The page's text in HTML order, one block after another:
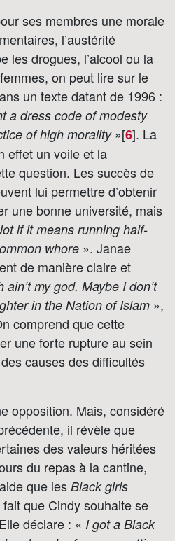
ses membres une morale
l’austérité
les drogues, l’alcool ou la
on peut lire sur le
un texte datant de 1996 :
a dress code of modesty
of high morality»[6]. La
effet un voile et la
question. Les succès de
lui permettre d’obtenir
une bonne université, mais
if it means running half-
whore ». Janae
de manière claire et
ain’t my god. Maybe I don’t
in the Nation of Islam »,
comprend que cette
une forte rupture au sein
causes des difficultés
opposition. Mais, considéré
il révèle que
des valeurs héritées
du repas à la cantine,
que les Black girls
que Cindy souhaite se
déclare : « I got a Black